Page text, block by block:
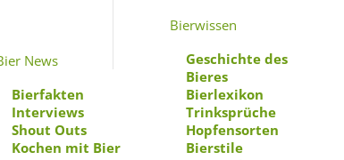
News
Bierfakten
Interviews
Shout Outs
Kochen mit Bier
Bierwissen
Geschichte des
Bieres
Bierlexikon
Trinksprüche
Hopfensorten
Bierstile